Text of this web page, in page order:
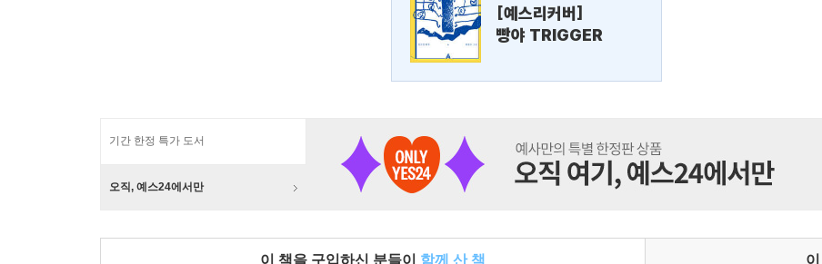
[예스리커버]
빵야 TRIGGER
기간 한정 특가 도서
오직, 예스24에서만
이 책을 구입하신 분들이 함께 산 책